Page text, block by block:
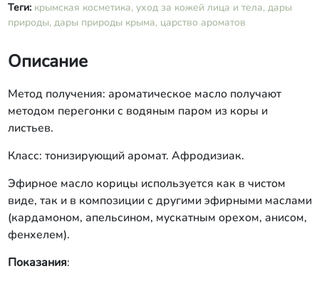
Теги: крымская косметика, уход за кожей лица и тела, дары
природы, дары природы крыма, царство ароматов
Описание
Метод получения: ароматическое масло получают
методом перегонки с водяным паром из коры и
листьев.
Класс: тонизирующий аромат. Афродизиак.
Эфирное масло корицы используется как в чистом
виде, так и в композиции с другими эфирными маслами
(кардамоном, апельсином, мускатным орехом, анисом,
фенхелем).
Показания: